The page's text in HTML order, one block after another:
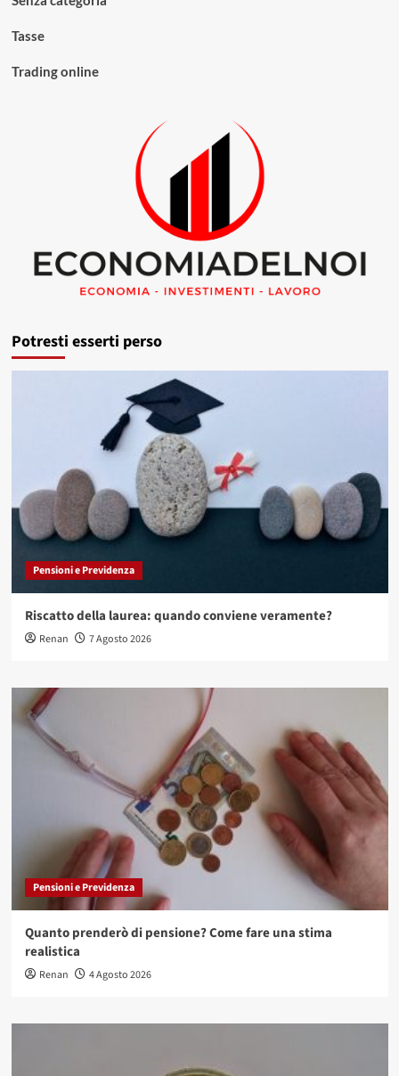
Tasse
Trading online
Potresti esserti perso
Pensioni e Previdenza
Riscatto della laurea: quando conviene veramente?
Renan 7 Agosto 2026
Pensioni e Previdenza
Quanto prenderò di pensione? Come fare una stima
realistica
Renan 4 Agosto 2026